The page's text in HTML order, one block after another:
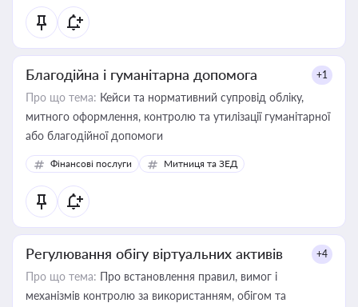
Благодійна і гуманітарна допомога +1
Про що тема: Кейси та нормативний супровід обліку,
митного оформлення, контролю та утилізації гуманітарної
або благодійної допомоги
Фінансові послуги Митниця та ЗЕД
Регулювання обігу віртуальних активів +4
Про що тема: Про встановлення правил, вимог і
механізмів контролю за використанням, обігом та